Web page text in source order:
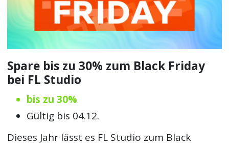
Spare bis zu 30% zum Black Friday
bei FL Studio
bis zu 30%
Gültig bis 04.12.
Dieses Jahr lässt es FL Studio zum Black